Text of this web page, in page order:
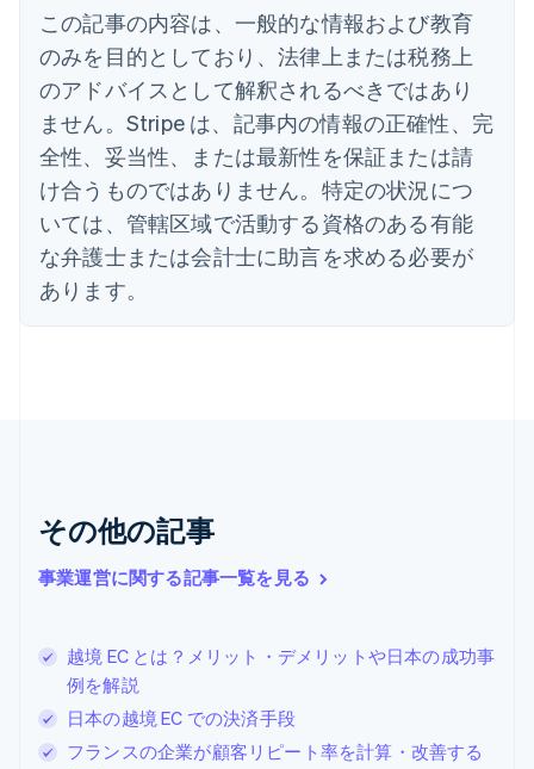
この記事の内容は、一般的な情報および教育
のみを目的としており、法律上または税務上
のアドバイスとして解釈されるべきではあり
ません。Stripe は、記事内の情報の正確性、完
全性、妥当性、または最新性を保証または請
け合うものではありません。特定の状況につ
いては、管轄区域で活動する資格のある有能
な弁護士または会計士に助言を求める必要が
あります。
その他の記事
事業運営に関する記事一覧を見る
越境 EC とは？メリット・デメリットや日本の成功事
例を解説
日本の越境 EC での決済手段
フランスの企業が顧客リピート率を計算・改善する
English
イギリス
English
イタリア
Italiano English
インド
English
エストニア
English
オーストラリア
English
オーストリア
DeutschEnglish
オランダ
クロアチア
English Italiano
ジブラルタル
English简体中文
スイス
DeutschFrançais
スウェーデン
SvenskaEnglish